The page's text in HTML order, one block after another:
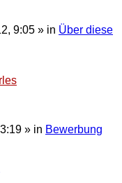
9:05 » in Über diese
» in Bewerbung